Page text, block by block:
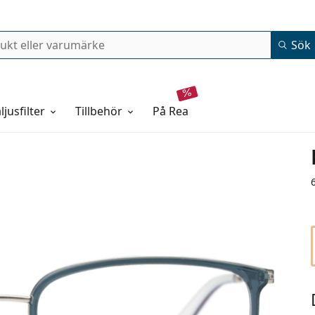
Sök
Tillbehör på rea